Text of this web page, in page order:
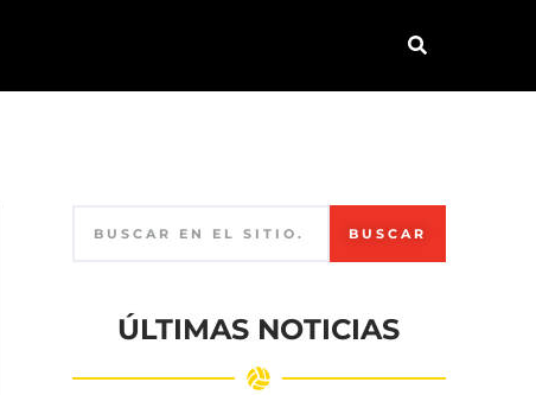
BUSCAR
ÚLTIMAS NOTICIAS